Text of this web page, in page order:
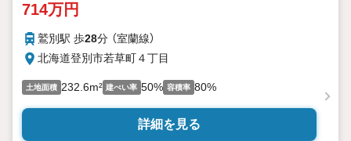
714万円
鷲別駅 歩28分 （室蘭線）
北海道登別市若草町４丁目
土地面積 232.6m² 建ぺい率 50% 容積率 80%
詳細を見る